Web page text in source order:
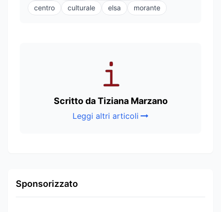
centro
culturale elsa morante
Scritto da Tiziana Marzano
Leggi altri articoli
Sponsorizzato